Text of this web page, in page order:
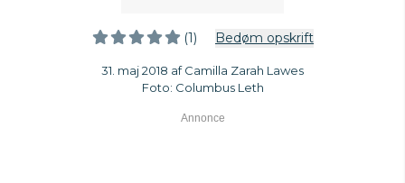
(1) Bedøm opskrift
31. maj 2018 af Camilla Zarah Lawes
Foto: Columbus Leth